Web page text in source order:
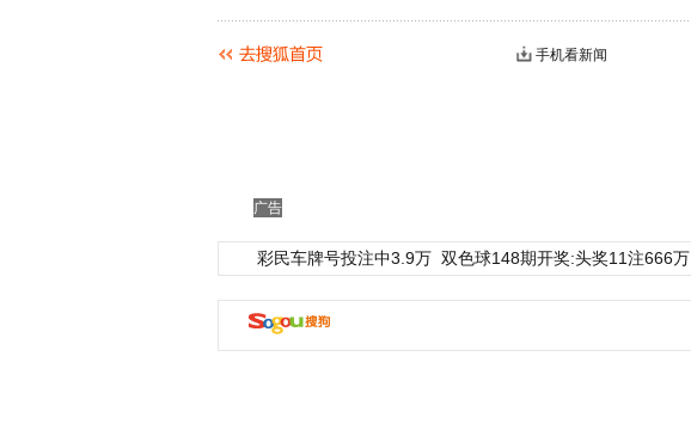
手机看新闻
广告
彩民车牌号投注中3.9万 双色球148期开奖:头奖11注666万